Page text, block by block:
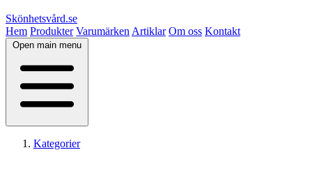
Skönhetsvård.se
Hem Produkter Varumärken Artiklar Om oss Kontakt
Open main menu
Kategorier